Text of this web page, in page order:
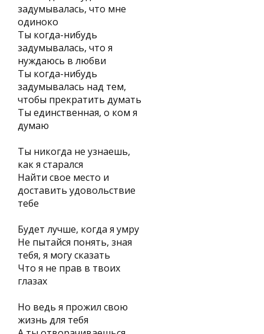
задумывалась, что мне
одиноко
Ты когда-нибудь
задумывалась, что я
нуждаюсь в любви
Ты когда-нибудь
задумывалась над тем,
чтобы прекратить думать
Ты единственная, о ком я
думаю
Ты никогда не узнаешь,
как я старался
Найти свое место и
доставить удовольствие
тебе
Будет лучше, когда я умру
Не пытайся понять, зная
тебя, я могу сказать
Что я не прав в твоих
глазах
Но ведь я прожил свою
жизнь для тебя